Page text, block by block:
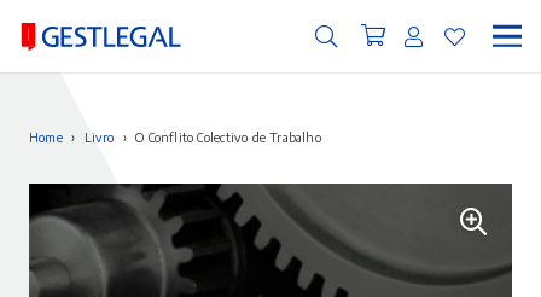
Home › Livro › O Conflito Colectivo de Trabalho